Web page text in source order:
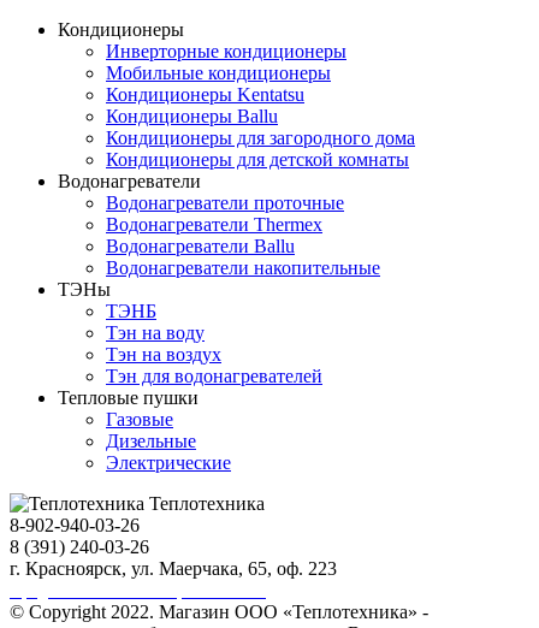
Кондиционеры
Инверторные кондиционеры
Мобильные кондиционеры
Кондиционеры Kentatsu
Кондиционеры Ballu
Кондиционеры для загородного дома
Кондиционеры для детской комнаты
Водонагреватели
Водонагреватели проточные
Водонагреватели Thermex
Водонагреватели Ballu
Водонагреватели накопительные
ТЭНы
ТЭНБ
Тэн на воду
Тэн на воздух
Тэн для водонагревателей
Тепловые пушки
Газовые
Дизельные
Электрические
Теплотехника
8-902-940-03-26
8 (391) 240-03-26
г. Красноярск, ул. Маерчака, 65, оф. 223
© Copyright 2022. Магазин ООО «Теплотехника» -